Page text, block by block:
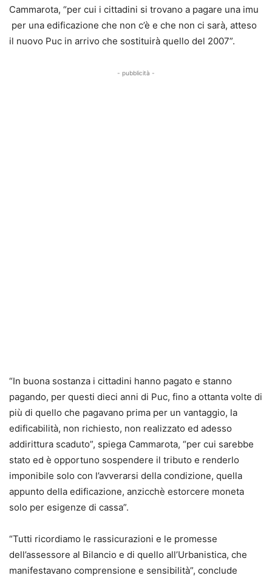
Cammarota, “per cui i cittadini si trovano a pagare una imu
per una edificazione che non c’è e che non ci sarà, atteso
il nuovo Puc in arrivo che sostituirà quello del 2007”.
- pubblicità -
“In buona sostanza i cittadini hanno pagato e stanno
pagando, per questi dieci anni di Puc, fino a ottanta volte di
più di quello che pagavano prima per un vantaggio, la
edificabilità, non richiesto, non realizzato ed adesso
addirittura scaduto”, spiega Cammarota, “per cui sarebbe
stato ed è opportuno sospendere il tributo e renderlo
imponibile solo con l’avverarsi della condizione, quella
appunto della edificazione, anzicchè estorcere moneta
solo per esigenze di cassa”.
“Tutti ricordiamo le rassicurazioni e le promesse
dell’assessore al Bilancio e di quello all’Urbanistica, che
manifestavano comprensione e sensibilità”, conclude